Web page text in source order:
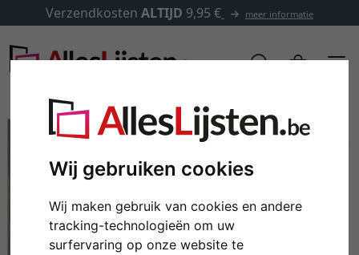
Wij gebruiken cookies
Wij maken gebruik van cookies en andere
tracking-technologieën om uw
surfervaring op onze website te
Verzendkosten ALTIJD 9,95 € meer informatie